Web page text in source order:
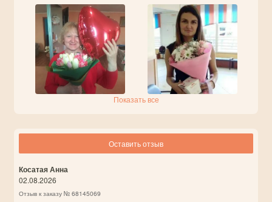
Показать все
Оставить отзыв
Косатая Анна
02.08.2026
Отзыв к заказу № 68145069